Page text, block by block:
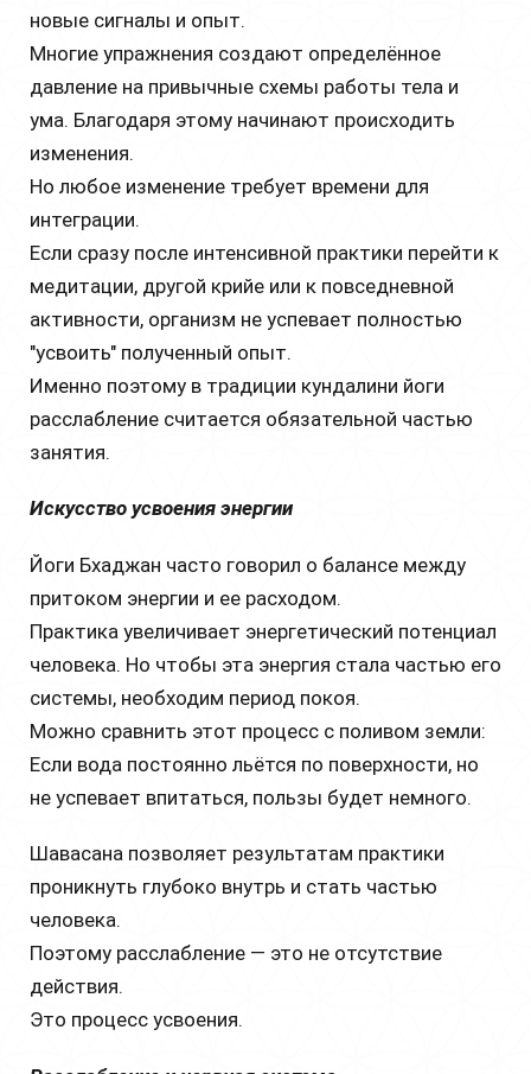
новые сигналы и опыт.
Многие упражнения создают определённое
давление на привычные схемы работы тела и
ума. Благодаря этому начинают происходить
изменения.
Но любое изменение требует времени для
интеграции.
Если сразу после интенсивной практики перейти к
медитации, другой крийе или к повседневной
активности, организм не успевает полностью
"усвоить" полученный опыт.
Именно поэтому в традиции кундалини йоги
расслабление считается обязательной частью
занятия.
Искусство усвоения энергии
Йоги Бхаджан часто говорил о балансе между
притоком энергии и ее расходом.
Практика увеличивает энергетический потенциал
человека. Но чтобы эта энергия стала частью его
системы, необходим период покоя.
Можно сравнить этот процесс с поливом земли:
Если вода постоянно льётся по поверхности, но
не успевает впитаться, пользы будет немного.
Шавасана позволяет результатам практики
проникнуть глубоко внутрь и стать частью
человека.
Поэтому расслабление — это не отсутствие
действия.
Это процесс усвоения.